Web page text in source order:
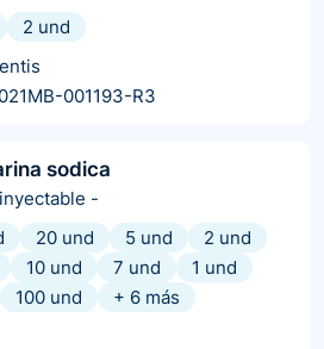
2 und
001193-R3
sodica
-
20 und 5 und
2 und
10 und 7 und
1 und
100 und + 6 más